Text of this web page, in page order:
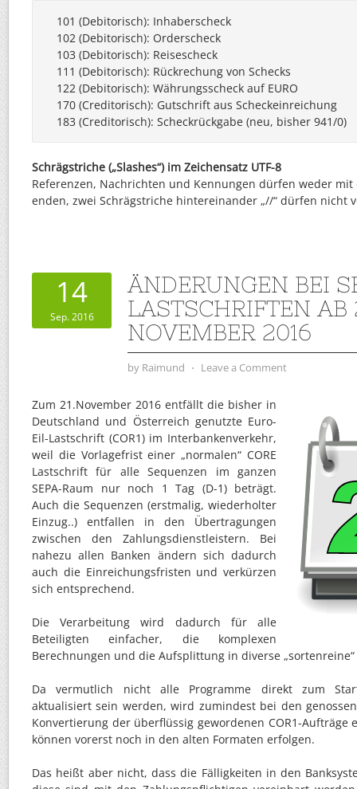
101 (Debitorisch): Inhaberscheck
102 (Debitorisch): Orderscheck
103 (Debitorisch): Reisescheck
111 (Debitorisch): Rückrechung von Schecks
122 (Debitorisch): Währungsscheck auf EURO
170 (Creditorisch): Gutschrift aus Scheckeinreichung
183 (Creditorisch): Scheckrückgabe (neu, bisher 941/0)
Schrägstriche („Slashes“) im Zeichensatz UTF-8
Referenzen, Nachrichten und Kennungen dürfen weder mit
enden, zwei Schrägstriche hintereinander „//“ dürfen nicht
14
Sep. 2016
ÄNDERUNGEN BEI
LASTSCHRIFTEN AB
NOVEMBER 2016
by Raimund ⋅ Leave a Comment
Zum 21.November 2016 entfällt die bisher in
Deutschland und Österreich genutzte Euro-
Eil-Lastschrift (COR1) im Interbankenverkehr,
weil die Vorlagefrist einer „normalen“ CORE
Lastschrift für alle Sequenzen im ganzen
SEPA-Raum nur noch 1 Tag (D-1) beträgt.
Auch die Sequenzen (erstmalig, wiederholter
Einzug..) entfallen in den Übertragungen
zwischen den Zahlungsdienstleistern. Bei
nahezu allen Banken ändern sich dadurch
auch die Einreichungsfristen und verkürzen
sich entsprechend.
Die Verarbeitung wird dadurch für alle
Beteiligten einfacher, die komplexen
Berechnungen und die Aufsplittung in diverse
Da vermutlich nicht alle Programme direkt zum
aktualisiert sein werden, wird zumindest bei den
Konvertierung der überflüssig gewordenen COR1-Aufträge
können vorerst noch in den alten Formaten erfolgen.
Das heißt aber nicht, dass die Fälligkeiten in den